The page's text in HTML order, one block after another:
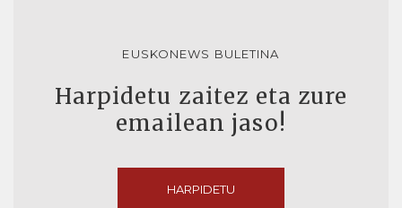
EUSKONEWS BULETINA
Harpidetu zaitez eta zure
emailean jaso!
HARPIDETU